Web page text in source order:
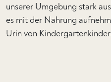
unserer Umgebung stark
es mit der Nahrung
Urin von